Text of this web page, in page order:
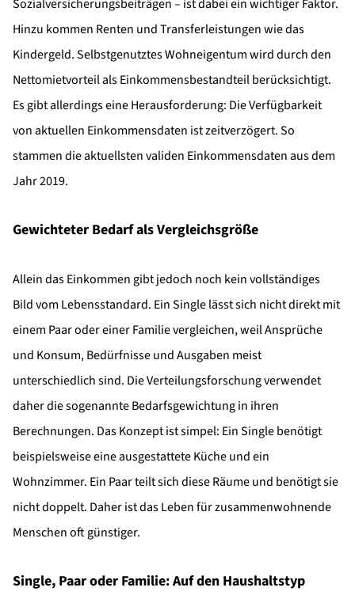
Sozialversicherungsbeiträgen – ist dabei ein wichtiger Faktor.
Hinzu kommen Renten und Transferleistungen wie das
Kindergeld. Selbstgenutztes Wohneigentum wird durch den
Nettomietvorteil als Einkommensbestandteil berücksichtigt.
Es gibt allerdings eine Herausforderung: Die Verfügbarkeit
von aktuellen Einkommensdaten ist zeitverzögert. So
stammen die aktuellsten validen Einkommensdaten aus dem
Jahr 2019.
Gewichteter Bedarf als Vergleichsgröße
Allein das Einkommen gibt jedoch noch kein vollständiges
Bild vom Lebensstandard. Ein Single lässt sich nicht direkt mit
einem Paar oder einer Familie vergleichen, weil Ansprüche
und Konsum, Bedürfnisse und Ausgaben meist
unterschiedlich sind. Die Verteilungsforschung verwendet
daher die sogenannte Bedarfsgewichtung in ihren
Berechnungen. Das Konzept ist simpel: Ein Single benötigt
beispielsweise eine ausgestattete Küche und ein
Wohnzimmer. Ein Paar teilt sich diese Räume und benötigt sie
nicht doppelt. Daher ist das Leben für zusammenwohnende
Menschen oft günstiger.
Single, Paar oder Familie: Auf den Haushaltstyp